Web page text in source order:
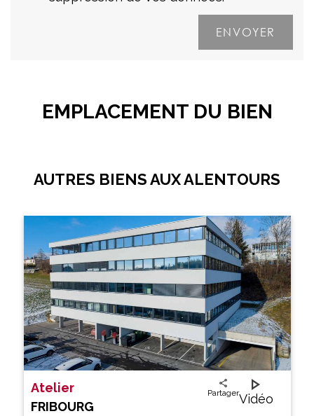
EMPLACEMENT DU BIEN
AUTRES BIENS AUX ALENTOURS
PartagerVidéo
Atelier
FRIBOURG